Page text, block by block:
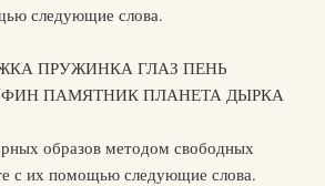
следующие слова.
ПРУЖИНКА ГЛАЗ ПЕНЬ
ПАМЯТНИК ПЛАНЕТА ДЫРКА
образов методом свободных
с их помощью следующие слова.